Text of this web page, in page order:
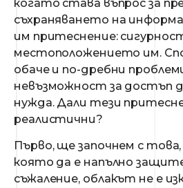
когато става въпрос за
съхраняването на
им притеснение:
местоположението им.
обаче и по-дребни
невъзможност за достъп
нужда. Дали тези
реалистични?
Първо, ще започнем с
която да е напълно
съжаление, облакът не е